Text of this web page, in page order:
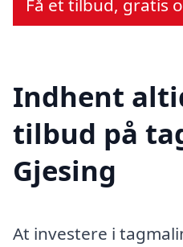
Få et tilbud, gratis
Indhent
tilbud på
Gjesing
At investere i